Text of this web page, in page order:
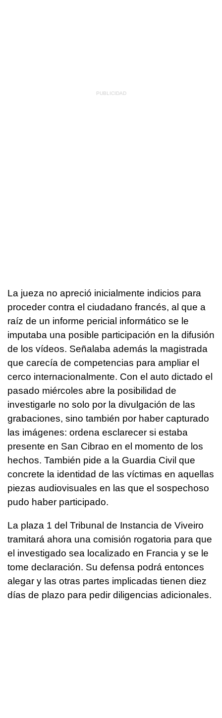
La jueza no apreció inicialmente indicios para
proceder contra el ciudadano francés, al que a
raíz de un informe pericial informático se le
imputaba una posible participación en la difusión
de los vídeos. Señalaba además la magistrada
que carecía de competencias para ampliar el
cerco internacionalmente. Con el auto dictado el
pasado miércoles abre la posibilidad de
investigarle no solo por la divulgación de las
grabaciones, sino también por haber capturado
las imágenes: ordena esclarecer si estaba
presente en San Cibrao en el momento de los
hechos. También pide a la Guardia Civil que
concrete la identidad de las víctimas en aquellas
piezas audiovisuales en las que el sospechoso
pudo haber participado.
La plaza 1 del Tribunal de Instancia de Viveiro
tramitará ahora una comisión rogatoria para que
el investigado sea localizado en Francia y se le
tome declaración. Su defensa podrá entonces
alegar y las otras partes implicadas tienen diez
días de plazo para pedir diligencias adicionales.